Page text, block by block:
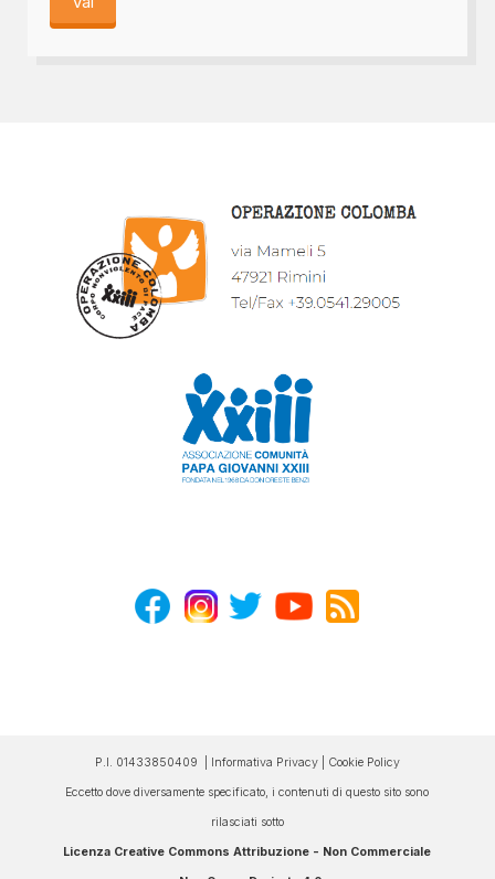
P.I. 01433850409 | Informativa Privacy| Cookie Policy
Eccetto dove diversamente specificato, i contenuti di questo sito sono
rilasciati sotto
Licenza Creative Commons Attribuzione - Non Commerciale